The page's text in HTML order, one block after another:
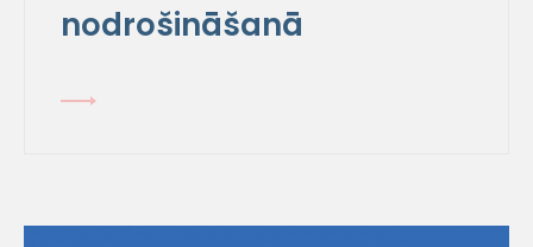
nodrošināšanā